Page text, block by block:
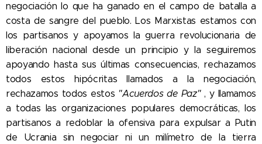
negociación lo que ha ganado en el campo de batalla a
costa de sangre del pueblo. Los Marxistas estamos con
los partisanos y apoyamos la guerra revolucionaria de
liberación nacional desde un principio y la seguiremos
apoyando hasta sus últimas consecuencias, rechazamos
todos estos hipócritas llamados a la negociación,
rechazamos todos estos "Acuerdos de Paz", y llamamos
a todas las organizaciones populares democráticas, los
partisanos a redoblar la ofensiva para expulsar a Putin
de Ucrania sin negociar ni un milímetro de la tierra